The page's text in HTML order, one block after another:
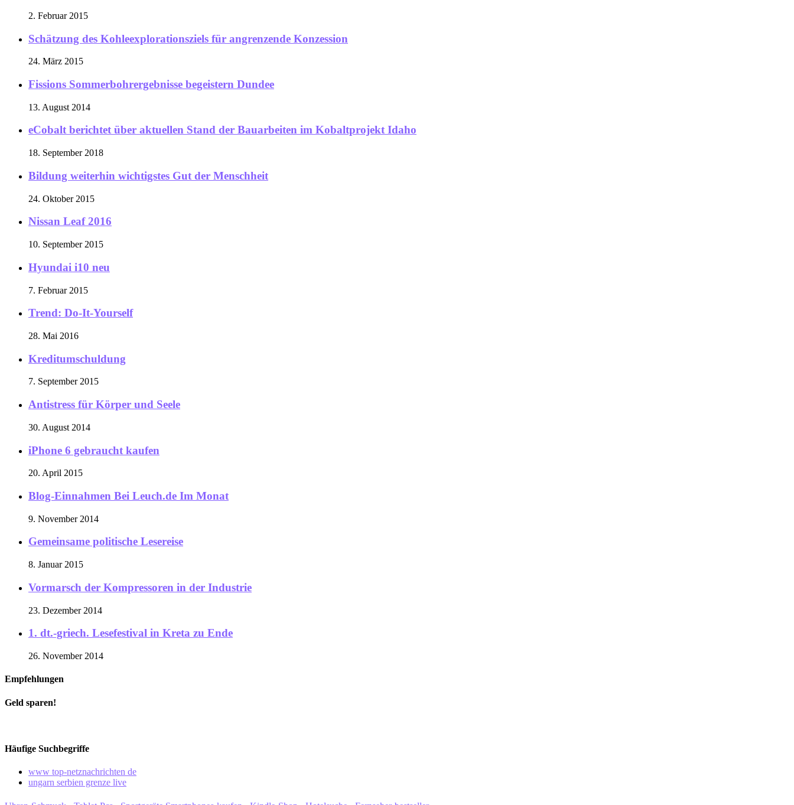
2. Februar 2015
Schätzung des Kohleexplorationsziels für angrenzende Konzession
24. März 2015
Fissions Sommerbohrergebnisse begeistern Dundee
13. August 2014
eCobalt berichtet über aktuellen Stand der Bauarbeiten im Kobaltprojekt Idaho
18. September 2018
Bildung weiterhin wichtigstes Gut der Menschheit
24. Oktober 2015
Nissan Leaf 2016
10. September 2015
Hyundai i10 neu
7. Februar 2015
Trend: Do-It-Yourself
28. Mai 2016
Kreditumschuldung
7. September 2015
Antistress für Körper und Seele
30. August 2014
iPhone 6 gebraucht kaufen
20. April 2015
Blog-Einnahmen Bei Leuch.de Im Monat
9. November 2014
Gemeinsame politische Lesereise
8. Januar 2015
Vormarsch der Kompressoren in der Industrie
23. Dezember 2014
1. dt.-griech. Lesefestival in Kreta zu Ende
26. November 2014
Empfehlungen
Geld sparen!
Häufige Suchbegriffe
www top-netznachrichten de
ungarn serbien grenze live